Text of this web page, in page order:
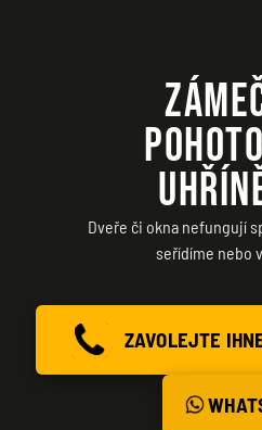
Dveře či okna nefungují
seřídíme nebo
ZAVOLEJTE